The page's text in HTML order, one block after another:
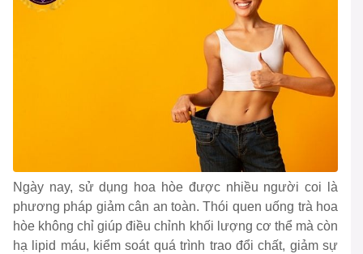
Ngày nay, sử dụng hoa hòe được nhiều người coi là
phương pháp giảm cân an toàn. Thói quen uống trà hoa
hòe không chỉ giúp điều chỉnh khối lượng cơ thể mà còn
hạ lipid máu, kiểm soát quá trình trao đổi chất, giảm sự